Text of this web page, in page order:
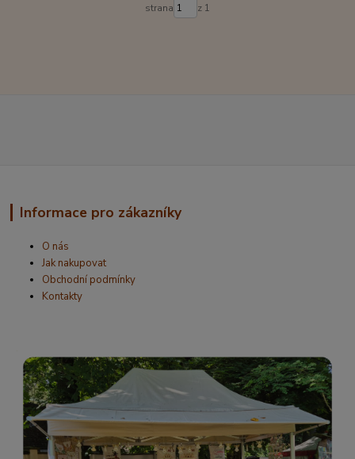
strana z 1
Informace pro zákazníky
O nás
Jak nakupovat
Obchodní podmínky
Kontakty